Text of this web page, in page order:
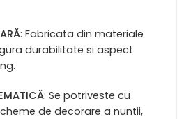
: Fabricata din materiale
durabilitate si aspect
: Se potriveste cu
de decorare a nuntii,